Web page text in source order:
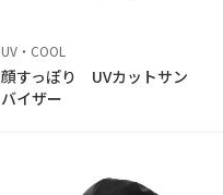
UV・COOL
顔すっぽり UVカットサン
バイザー